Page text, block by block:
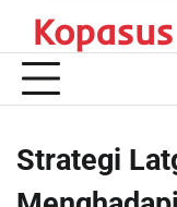
Strategi